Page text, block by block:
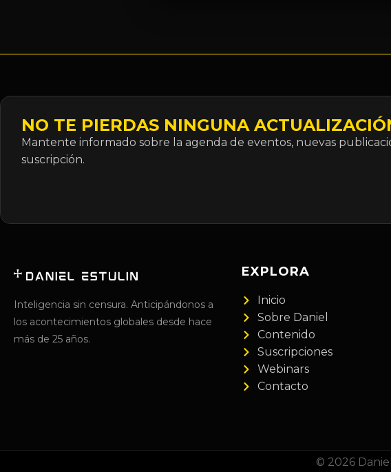
NO TE PIERDAS NINGUNA
Mantente informado sobre la agenda de eventos, nuevas
suscripción.
Inteligencia sin censura. Anticipándonos a
los acontecimientos globales desde hace
más de 25 años.
EXPLORA
Inicio
Sobre Daniel
Contenido
Suscripciones
Webinars
Contacto
© 2026